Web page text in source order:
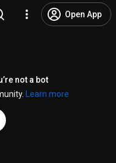
Open App
not a bot
Learn more